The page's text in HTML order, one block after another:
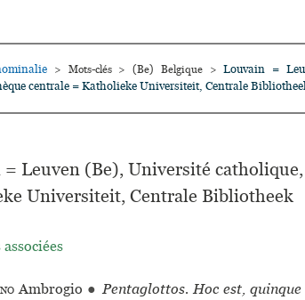
> Mots-clés > (Be) Belgique > Louvain =
centrale = Katholieke Universiteit, Centrale
= Leuven (Be), Université
Universiteit, Centrale Bibliotheek
Ambrogio ● Pentaglottos. Hoc est,